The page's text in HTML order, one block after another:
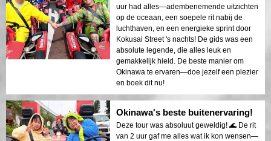
uur had alles—adembenemende uitzichten
op de oceaan, een soepele rit nabij de
luchthaven, en een energieke sprint door
Kokusai Street 's nachts! De gids was een
absolute legende, die alles leuk en
gemakkelijk hield. De beste manier om
Okinawa te ervaren—doe jezelf een plezier
en boek dit nu!
Okinawa's beste buitenervaring!
Deze tour was absoluut geweldig! 🌊 De rit
van 2 uur gaf me alles wat ik kon wensen—